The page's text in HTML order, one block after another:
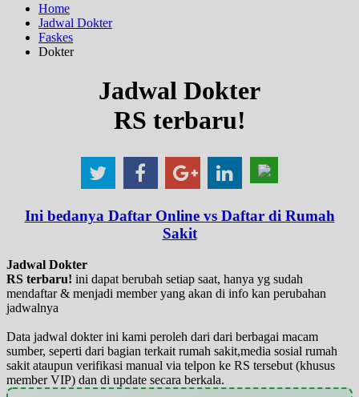
Home
Jadwal Dokter
Faskes
Dokter
Jadwal Dokter
RS terbaru!
Ini bedanya Daftar Online vs Daftar di Rumah
Sakit
Jadwal Dokter
RS terbaru! ini dapat berubah setiap saat, hanya yg sudah
mendaftar & menjadi member yang akan di info kan perubahan
jadwalnya
Data jadwal dokter ini kami peroleh dari dari berbagai macam
sumber, seperti dari bagian terkait rumah sakit,media sosial rumah
sakit ataupun verifikasi manual via telpon ke RS tersebut (khusus
member VIP) dan di update secara berkala.